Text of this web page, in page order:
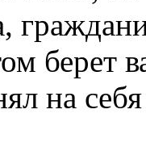
берет
на